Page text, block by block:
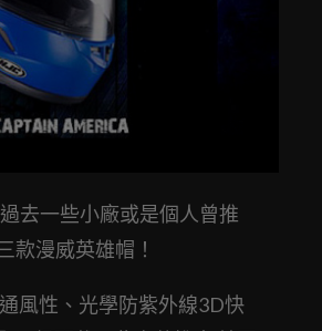
去一些小廠或是個人曾推
款漫威英雄帽！
風性、光學防紫外線3D快